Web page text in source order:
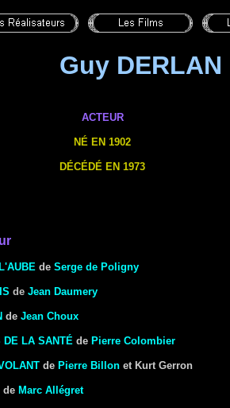
Guy DERLAN
ACTEUR
NÉ EN 1902
DÉCÉDÉ EN 1973
de Serge de Poligny
de Jean Daumery
de Jean Choux
DE LA SANTÉ de Pierre Colombier
de Pierre Billon et Kurt Gerron
de Marc Allégret